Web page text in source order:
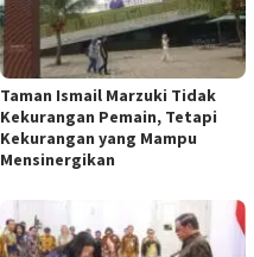
Taman Ismail Marzuki Tidak
Kekurangan Pemain, Tetapi
Kekurangan yang Mampu
Mensinergikan